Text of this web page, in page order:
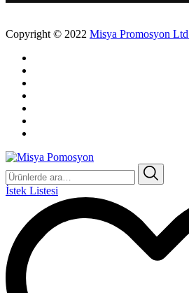
Copyright © 2022 Misya Promosyon
Ara:
İstek Listesi